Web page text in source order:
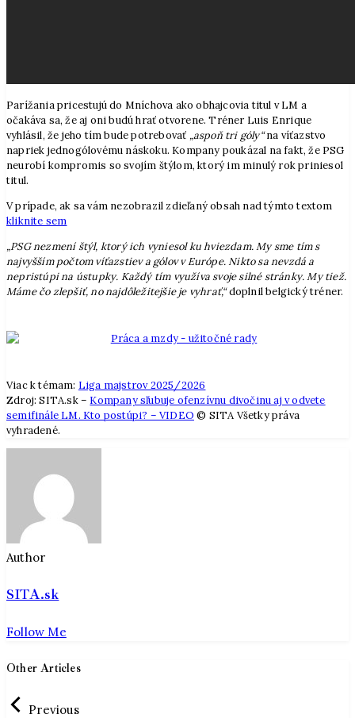
Parížania pricestujú do Mníchova ako obhajcovia titul v LM a
očakáva sa, že aj oni budú hrať otvorene. Tréner Luis Enrique
vyhlásil, že jeho tím bude potrebovať „aspoň tri góly“na víťazstvo
napriek jednogólovému náskoku. Kompany poukázal na fakt, že PSG
neurobí kompromis so svojím štýlom, ktorý im minulý rok priniesol
titul.
V prípade, ak sa vám nezobrazil zdieľaný obsah nad týmto textom
kliknite sem
„PSG nezmení štýl, ktorý ich vyniesol ku hviezdam. My sme tím s
najvyšším počtom víťazstiev a gólov v Európe. Nikto sa nevzdá a
nepristúpi na ústupky. Každý tím využíva svoje silné stránky. My tiež.
Máme čo zlepšiť, no najdôležitejšie je vyhrať,“doplnil belgický tréner.
Viac k témam: Liga majstrov 2025/2026
Zdroj: SITA.sk – Kompany sľubuje ofenzívnu divočinu aj v odvete
semifinále LM. Kto postúpi? – VIDEO © SITA Všetky práva
vyhradené.
Author
SITA.sk
Follow Me
Other Articles
Previous